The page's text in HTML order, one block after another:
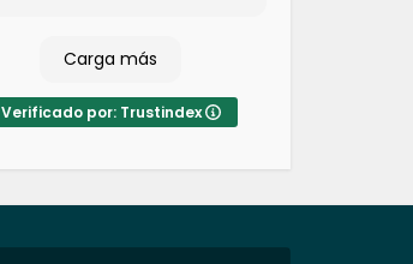
Carga más
Verificado por: Trustindex